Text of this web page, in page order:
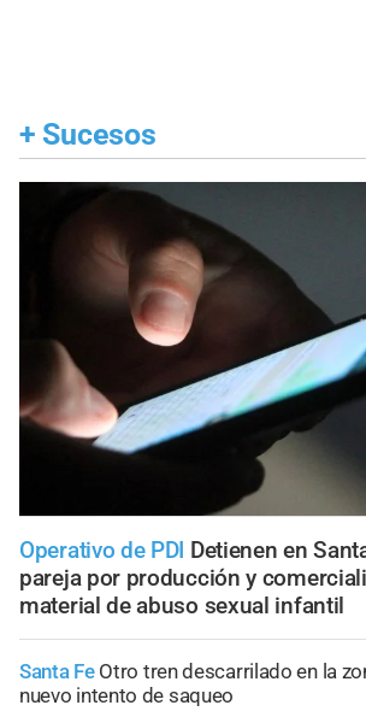
+ Sucesos
Operativo de PDI Detienen en
pareja por producción y
material de abuso sexual infantil
Santa Fe Otro tren descarrilado en la
nuevo intento de saqueo